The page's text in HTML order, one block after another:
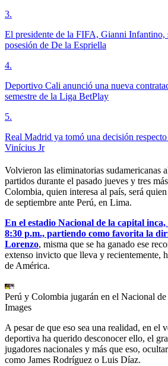
3.
El presidente de la FIFA, Gianni Infantino,
posesión de De la Espriella
4.
Deportivo Cali anunció una nueva
semestre de la Liga BetPlay
5.
Real Madrid ya tomó una decisión
Vinícius Jr
Volvieron las eliminatorias sudamericanas
partidos durante el pasado jueves y tres
Colombia, quien interesa al país, será
de septiembre ante Perú, en Lima.
En el estadio Nacional de la capital
8:30 p.m., partiendo como favorita la
Lorenzo, misma que se ha ganado ese
extenso invicto que lleva y recientemente,
de América.
Perú y Colombia jugarán en el Nacional
Images
A pesar de que eso sea una realidad, en el
deportiva ha querido desconocer ello, el
jugadores nacionales y más que eso,
como James Rodríguez o Luis Díaz.